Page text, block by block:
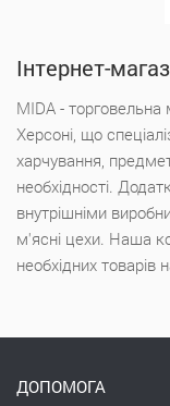
Інтернет-
MIDA -
Херсоні, що
харчування,
необхідності.
внутрішніми
м'ясні цехи. Наша
необхідних товарів
ДОПОМОГА